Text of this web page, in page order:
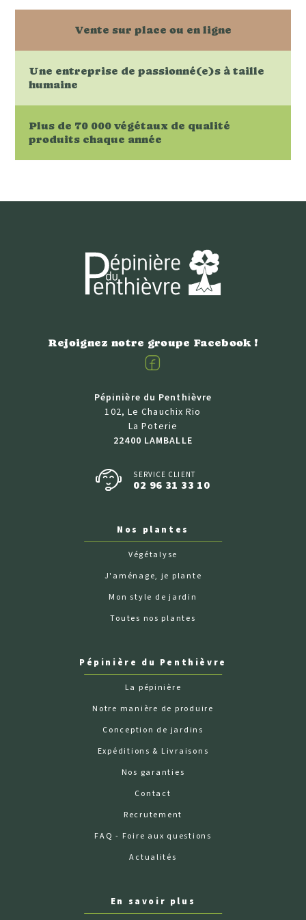
Vente sur place ou en ligne
Une entreprise de passionné(e)s à taille
humaine
Plus de 70 000 végétaux de qualité
produits chaque année
Rejoignez notre groupe Facebook !
Facebook
Pépinière du Penthièvre
102, Le Chauchix Rio
La Poterie
22400 LAMBALLE
SERVICE CLIENT
02 96 31 33 10
Nos plantes
Végétalyse
J'aménage, je plante
Mon style de jardin
Toutes nos plantes
Pépinière du Penthièvre
La pépinière
Notre manière de produire
Conception de jardins
Expéditions & Livraisons
Nos garanties
Contact
Recrutement
FAQ - Foire aux questions
Actualités
En savoir plus